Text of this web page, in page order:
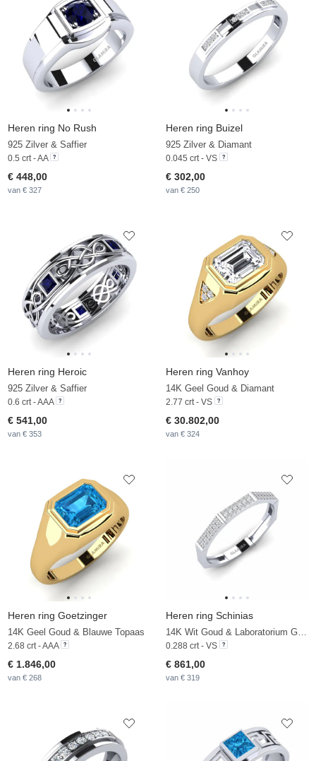
Heren ring No Rush
925 Zilver & Saffier
0.5 crt - AA
€ 448,00
van € 327
Heren ring Buizel
925 Zilver & Diamant
0.045 crt - VS
€ 302,00
van € 250
Heren ring Heroic
925 Zilver & Saffier
0.6 crt - AAA
€ 541,00
van € 353
Heren ring Vanhoy
14K Geel Goud & Diamant
2.77 crt - VS
€ 30.802,00
van € 324
Heren ring Goetzinger
14K Geel Goud & Blauwe Topaas
2.68 crt - AAA
€ 1.846,00
van € 268
Heren ring Schinias
14K Wit Goud & Laboratorium Gekweekte Diamant
0.288 crt - VS
€ 861,00
van € 319